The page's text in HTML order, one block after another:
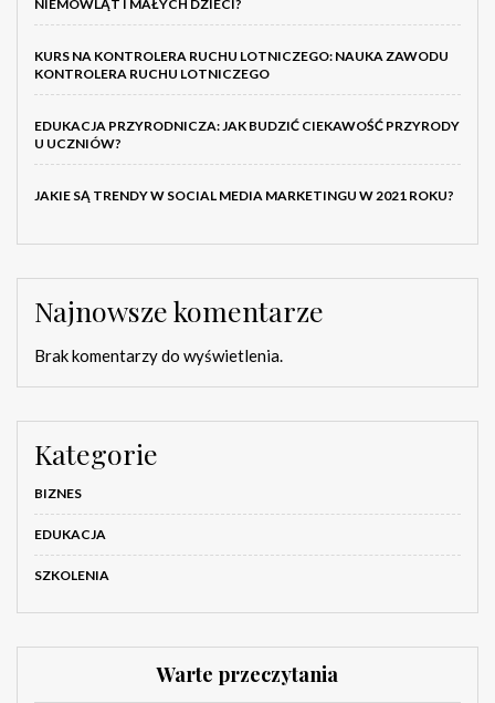
NIEMOWLĄT I MAŁYCH DZIECI?
KURS NA KONTROLERA RUCHU LOTNICZEGO: NAUKA ZAWODU
KONTROLERA RUCHU LOTNICZEGO
EDUKACJA PRZYRODNICZA: JAK BUDZIĆ CIEKAWOŚĆ PRZYRODY
U UCZNIÓW?
JAKIE SĄ TRENDY W SOCIAL MEDIA MARKETINGU W 2021 ROKU?
Najnowsze komentarze
Brak komentarzy do wyświetlenia.
Kategorie
BIZNES
EDUKACJA
SZKOLENIA
Warte przeczytania